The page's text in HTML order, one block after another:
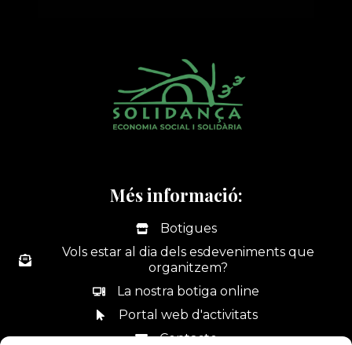
Més informació:
Botigues
Vols estar al dia dels esdeveniments que
organitzem?
La nostra botiga online
Portal web d'activitats
Contacte